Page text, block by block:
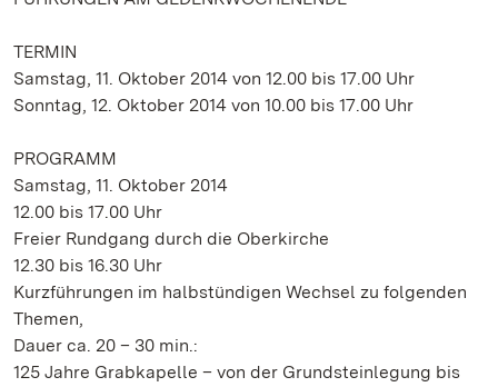
TERMIN
Samstag, 11. Oktober 2014 von 12.00 bis 17.00 Uhr
Sonntag, 12. Oktober 2014 von 10.00 bis 17.00 Uhr
PROGRAMM
Samstag, 11. Oktober 2014
12.00 bis 17.00 Uhr
Freier Rundgang durch die Oberkirche
12.30 bis 16.30 Uhr
Kurzführungen im halbstündigen Wechsel zu folgenden
Themen,
Dauer ca. 20 – 30 min.:
125 Jahre Grabkapelle – von der Grundsteinlegung bis